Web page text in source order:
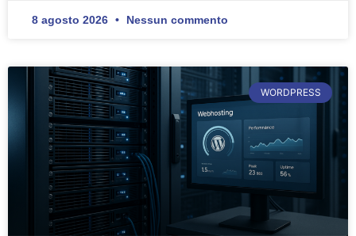
8 agosto 2026 Nessun commento
WORDPRESS